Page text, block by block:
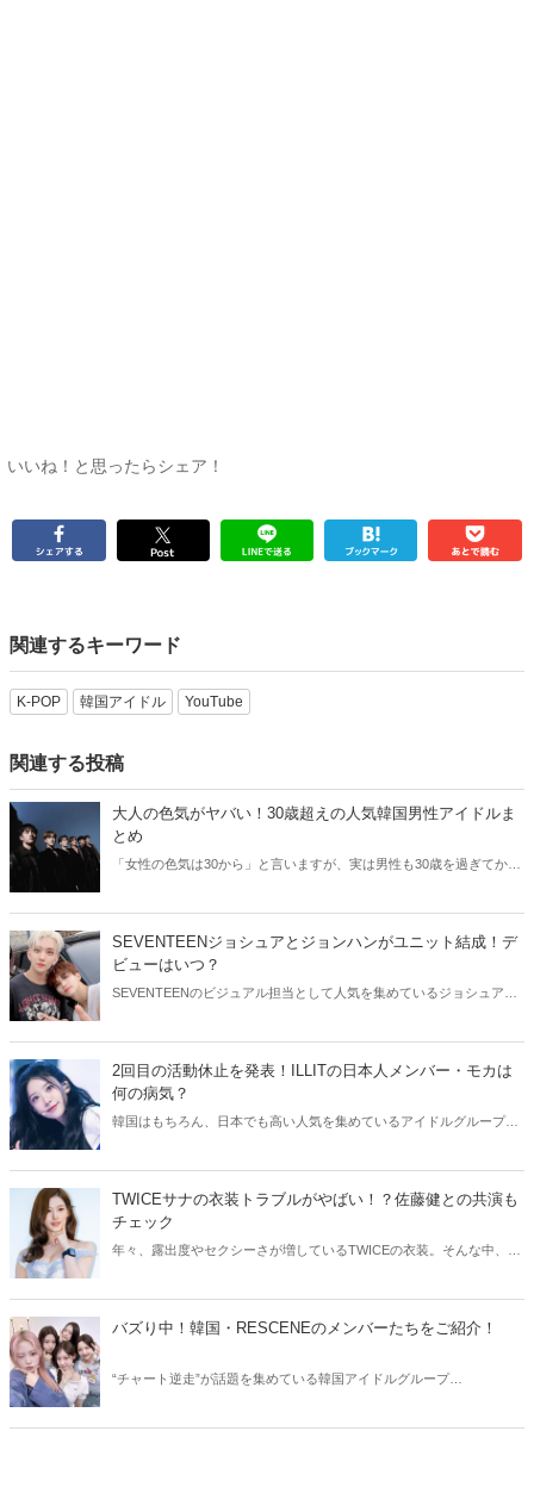
いいね！と思ったらシェア！
関連するキーワード
K-POP 韓国アイドル YouTube
関連する投稿
大人の色気がヤバい！30歳超えの人気韓国男性アイドルま
とめ
「女性の色気は30から」と言いますが、実は男性も30歳を過ぎてから
SEVENTEENジョシュアとジョンハンがユニット結成！デ
ビューはいつ？
SEVENTEENのビジュアル担当として人気を集めているジョシュアと
2回目の活動休止を発表！ILLITの日本人メンバー・モカは
何の病気？
韓国はもちろん、日本でも高い人気を集めているアイドルグループ・
TWICEサナの衣装トラブルがやばい！？佐藤健との共演も
チェック
年々、露出度やセクシーさが増しているTWICEの衣装。そんな中、
バズり中！韓国・RESCENEのメンバーたちをご紹介！
“チャート逆走”が話題を集めている韓国アイドルグループ